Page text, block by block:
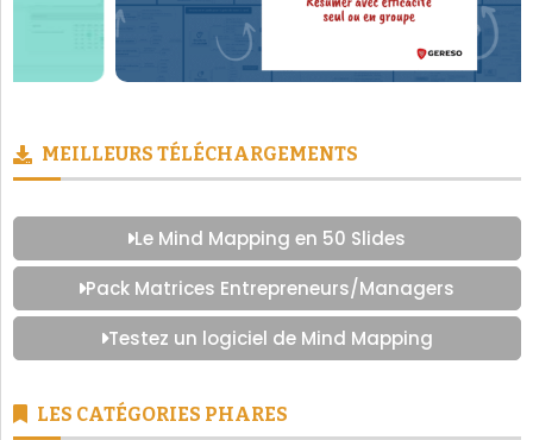
MEILLEURS TÉLÉCHARGEMENTS
Le Mind Mapping en 50 Slides
Pack Matrices Entrepreneurs/Managers
Testez un logiciel de Mind Mapping
LES CATÉGORIES PHARES